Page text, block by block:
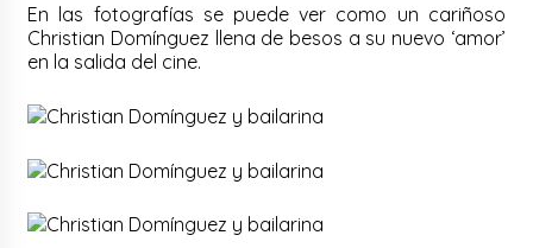
En las fotografías se puede ver como un cariñoso
Christian Domínguez llena de besos a su nuevo ‘amor’
en la salida del cine.